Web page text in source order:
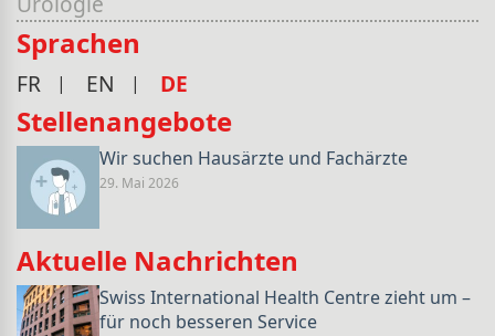
Sprachen
FR EN DE
Stellenangebote
Wir suchen Hausärzte und Fachärzte
29. Mai 2026
Aktuelle Nachrichten
Swiss International Health Centre zieht um –
für noch besseren Service